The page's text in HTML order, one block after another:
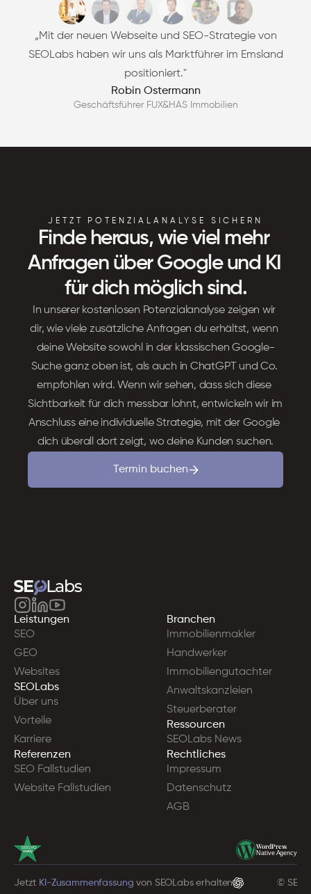
„Mit der neuen Webseite und SEO-Strategie von
SEOLabs haben wir uns als Marktführer im Emsland
positioniert."
Robin Ostermann
Geschäftsführer FUX&HAS Immobilien
JETZT POTENZIALANALYSE SICHERN
Finde heraus, wie viel mehr
Anfragen über Google und KI
für dich möglich sind.
In unserer kostenlosen Potenzialanalyse zeigen wir
dir, wie viele zusätzliche Anfragen du erhältst, wenn
deine Website sowohl in der klassischen Google-
Suche ganz oben ist, als auch in ChatGPT und Co.
empfohlen wird. Wenn wir sehen, dass sich diese
Sichtbarkeit für dich messbar lohnt, entwickeln wir im
Anschluss eine individuelle Strategie, mit der Google
dich überall dort zeigt, wo deine Kunden suchen.
Termin buchen
Leistungen
SEO
GEO
Websites
SEOLabs
Über uns
Vorteile
Karriere
Referenzen
SEO Fallstudien
Website Fallstudien
Branchen
Immobilienmakler
Handwerker
Immobiliengutachter
Anwaltskanzleien
Steuerberater
Ressourcen
SEOLabs News
Rechtliches
Impressum
Datenschutz
AGB
ready
DSGVO WordPress
Native Agency
Jetzt KI-Zusammenfassung von SEOLabs erhalten ©